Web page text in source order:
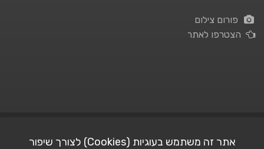
פורום צילום
הצטרפו לאתר
אתר זה משתמש בעוגיות (Cookies) לצורך שיפור